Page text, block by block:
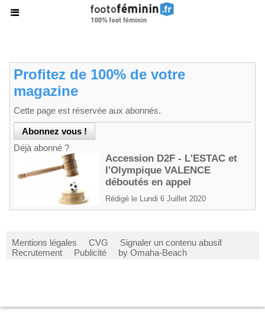
Profitez de 100% de votre
magazine
Cette page est réservée aux abonnés.
Déjà abonné ?
Accession D2F - L'ESTAC et
l'Olympique VALENCE
déboutés en appel
Rédigé le Lundi 6 Juillet 2020
Mentions légales CVG
Signaler un contenu abusif
Recrutement
Publicité by Omaha-Beach